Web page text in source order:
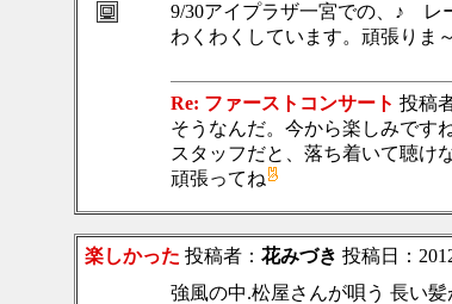
9/30アイプラザ一宮での、♪ レ
わくわくしています。頑張りま
Re: ファーストコンサート 投稿
そうなんだ。今から楽しみです
スタッフだと、落ち着いて聴け
頑張ってね
楽しかった 投稿者： 花みづき 投稿日：
強風の中.松屋さんが唄う 長い